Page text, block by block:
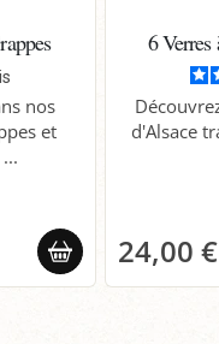
nos
et
6
d'Alsace
24,00 €